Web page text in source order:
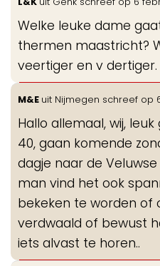
Welke leuke dame
thermen maastricht?
veertiger en v dertiger.
M&E uit Nijmegen schreef op
Hallo allemaal, wij,
40, gaan komende
dagje naar de
man vind het ook
bekeken te worden of
verdwaald of bewust
iets alvast te horen..